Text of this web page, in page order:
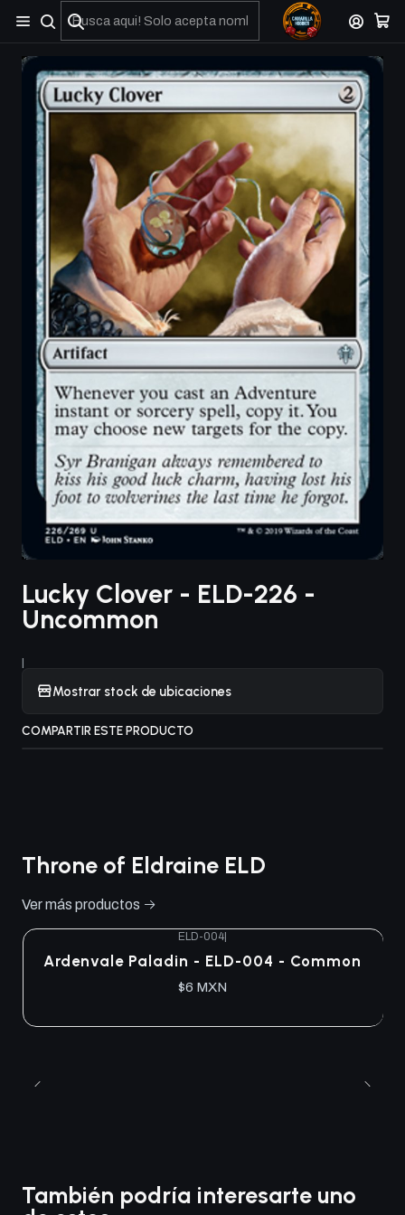
No olviden reportar sus depositos y transferencias por Whatsapp
Lucky Clover - ELD-226 -
Uncommon
|
Mostrar stock de ubicaciones
COMPARTIR ESTE PRODUCTO
Throne of Eldraine ELD
Ver más productos
ELD-004
Ardenvale Paladin - ELD-004 - Common
$6 MXN
También podría interesarte uno